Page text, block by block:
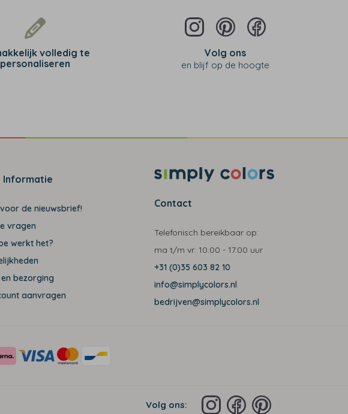
volledig te
personaliseren
Volg ons
en blijf op de hoogte
Informatie
de nieuwsbrief!
vragen
werkt het?
bezorging
aanvragen
Contact
Telefonisch bereikbaar op:
ma t/m vr: 10.00 - 17.00 uur
+31 (0)35 603 82 10
info@simplycolors.nl
bedrijven@simplycolors.nl
Volg ons: